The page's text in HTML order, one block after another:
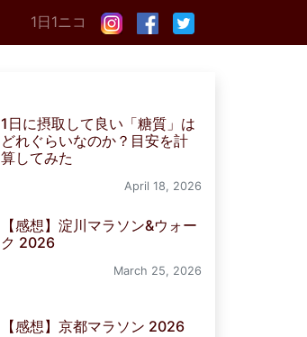
1日1ニコ
1日に摂取して良い「糖質」は
どれぐらいなのか？目安を計
算してみた
April 18, 2026
【感想】淀川マラソン&ウォー
ク 2026
March 25, 2026
【感想】京都マラソン 2026